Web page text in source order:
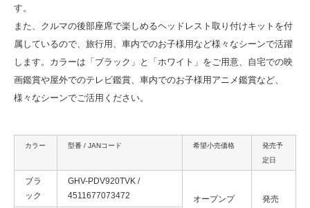
す。
また、クルマの後部座席で楽しめるヘッドレスト取り付けキットを付
属しているので、旅行用、車内でのお子様用など様々なシーンで活躍
します。カラーは「ブラック」と「ホワイト」をご用意、自宅での映
画鑑賞や屋外でのテレビ鑑賞、車内でのお子様用アニメ鑑賞など、
様々なシーンでご活用ください。
カラー 型番 / JANコード 希望小売価格
発売予
定日
ブラ
ック
GHV-PDV920TVK /
4511677073472
オープンプ
発売